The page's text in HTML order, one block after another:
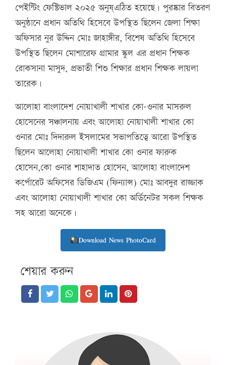
পেইন্টিং ফেস্টিভাল ২০২৫ অনুষ্এঠিত হয়েছে। পুরষ্কার বিতরণ
অনুষ্ঠানে প্রধান অতিথি হিসেবে উপস্থিত ছিলেন জেলা শিক্ষা
অফিসার নুর উদ্দিন মোঃ জাহাঙ্গীর, বিশেষ অতিথি হিসেবে
উপস্থিত ছিলেন মোশারেফ গ্রামার স্কুল এর প্রধান শিক্ষক
রোকসানা মাসুদ, প্রভাতী শিশু শিক্ষার প্রধান শিক্ষক লায়লা
তারেক।
আলোহা বাংলাদেশ নোয়াখালী শাখার কো-ওনার মাসরুল
হোসেনের সঞ্চালনায় এবং আলোহা নোয়াখালী শাখার কো
ওনার মোঃ দিদারুল ইসলামের সভাপতিত্বে আরো উপস্থিত
ছিলেন আলোহা নোয়াখালী শাখার কো ওনার ফারুক
হোসেন,কো ওনার শাহাদাত হোসেন, আলোহা বাংলাদেশ
কর্পোরেট অফিসের ডিজিএম (ফিন্যান্স) মোঃ আবদুর রাজ্জাক
এবং আলোহা নোয়াখালী শাখার কো অর্ডিনেটর সকল শিক্ষক
সহ আরো অনেকে।
Download News PhotoCard
শেয়ার করুন